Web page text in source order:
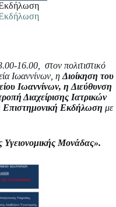
16.00,
στον πολιτιστικό
Ιωαννίνων, η Διοίκηση του
Ιωαννίνων, η Διεύθυνση
Διαχείρισης Ιατρικών
Επιστημονική Εκδήλωση με
Υγειονομικής Μονάδας».